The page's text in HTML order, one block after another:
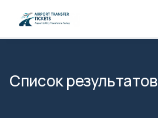
Список результатов